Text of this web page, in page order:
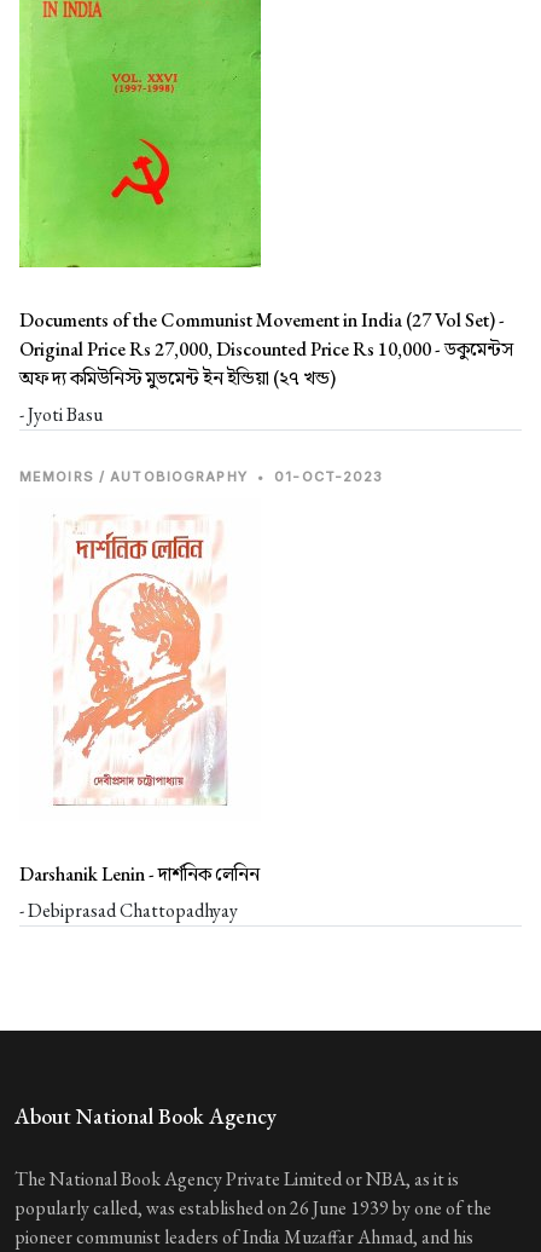
Documents of the Communist Movement in India (27 Vol Set) -
Original Price Rs 27,000, Discounted Price Rs 10,000 -ডকুমেন্টস
অফ দ্য কমিউনিস্ট মুভমেন্ট ইন ইন্ডিয়া (২৭ খন্ড)
- Jyoti Basu
MEMOIRS / AUTOBIOGRAPHY • 01-OCT-2023
Darshanik Lenin -দার্শনিক লেনিন
- Debiprasad Chattopadhyay
About National Book Agency
The National Book Agency Private Limited or NBA, as it is
popularly called, was established on 26 June 1939 by one of the
pioneer communist leaders of India Muzaffar Ahmad, and his